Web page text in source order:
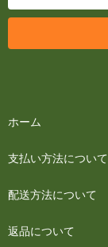
ホーム
支払い方法について
配送方法について
返品について